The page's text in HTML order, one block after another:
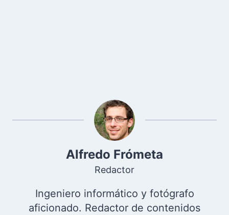
Alfredo Frómeta
Redactor
Ingeniero informático y fotógrafo
aficionado. Redactor de contenidos